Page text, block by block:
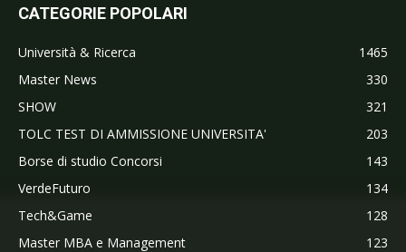
CATEGORIE POPOLARI
Università & Ricerca
1465
Master News
330
SHOW
321
TOLC TEST DI AMMISSIONE UNIVERSITA'
203
Borse di studio Concorsi
143
VerdeFuturo
134
Tech&Game
128
Master MBA e Management
123